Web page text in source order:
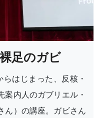
足のガビ
はじまった、反核・
案内人のガブリエル・
ん）の講座。ガビさん